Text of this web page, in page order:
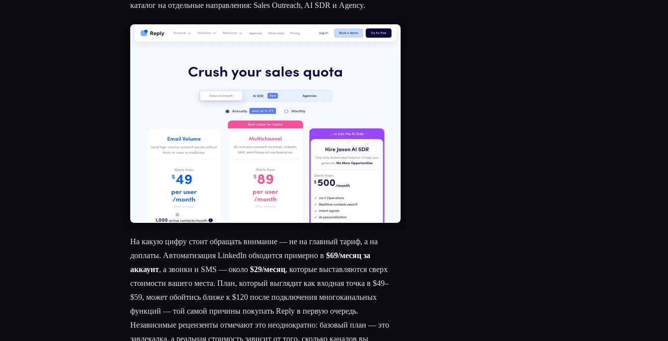
каталог на отдельные направления: Sales Outreach, AI SDR и Agency.
На какую цифру стоит обращать внимание — не на главный тариф, а на
доплаты. Автоматизация LinkedIn обходится примерно в $69/месяц за
аккаунт, а звонки и SMS — около $29/месяц, которые выставляются сверх
стоимости вашего места. План, который выглядит как входная точка в $49–
$59, может обойтись ближе к $120 после подключения многоканальных
функций — той самой причины покупать Reply в первую очередь.
Независимые рецензенты отмечают это неоднократно: базовый план — это
завлекалка, а реальная стоимость зависит от того, сколько каналов вы